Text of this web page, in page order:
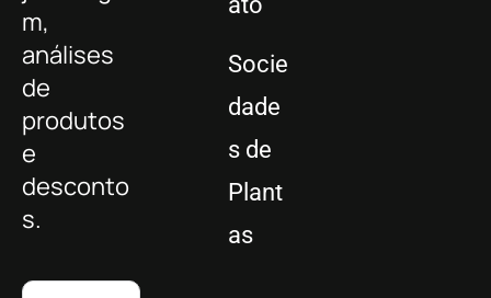
m,
análises
de
produtos
e
desconto
s.
Socie
dade
s de
Plant
as